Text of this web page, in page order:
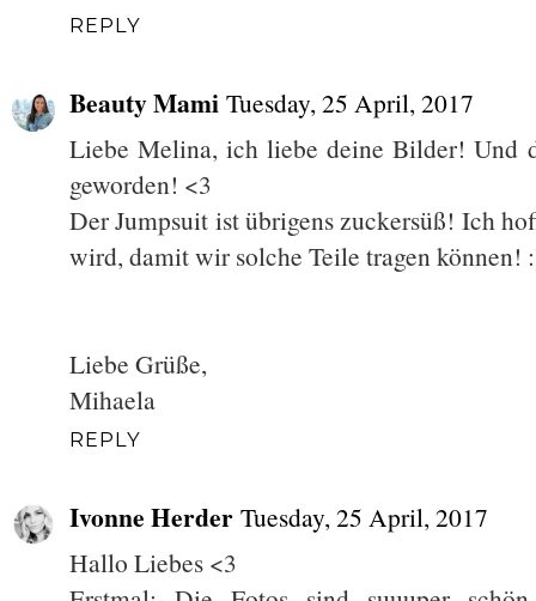
REPLY
Beauty Mami Tuesday, 25 April, 2017
Liebe Melina, ich liebe deine Bilder! Und
geworden! <3
Der Jumpsuit ist übrigens zuckersüß! Ich
wird, damit wir solche Teile tragen können!
Liebe Grüße,
Mihaela
REPLY
Ivonne Herder Tuesday, 25 April, 2017
Hallo Liebes <3